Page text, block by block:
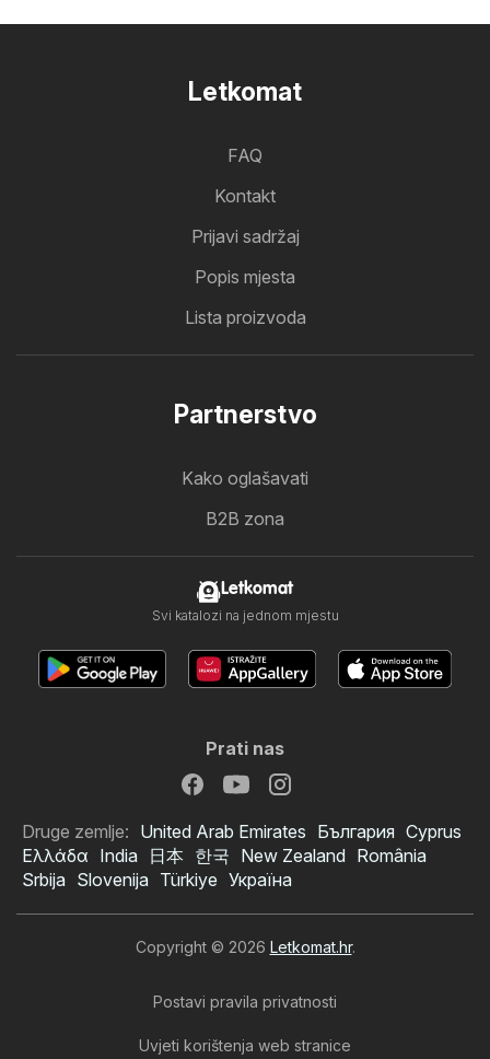
Letkomat
FAQ
Kontakt
Prijavi sadržaj
Popis mjesta
Lista proizvoda
Partnerstvo
Kako oglašavati
B2B zona
Letkomat
Svi katalozi na jednom mjestu
Prati nas
Druge zemlje: United Arab Emirates България Cyprus
Ελλάδα India 日本 한국 New Zealand România
Srbija Slovenija Türkiye Україна
Copyright © 2026 Letkomat.hr.
Postavi pravila privatnosti
Uvjeti korištenja web stranice